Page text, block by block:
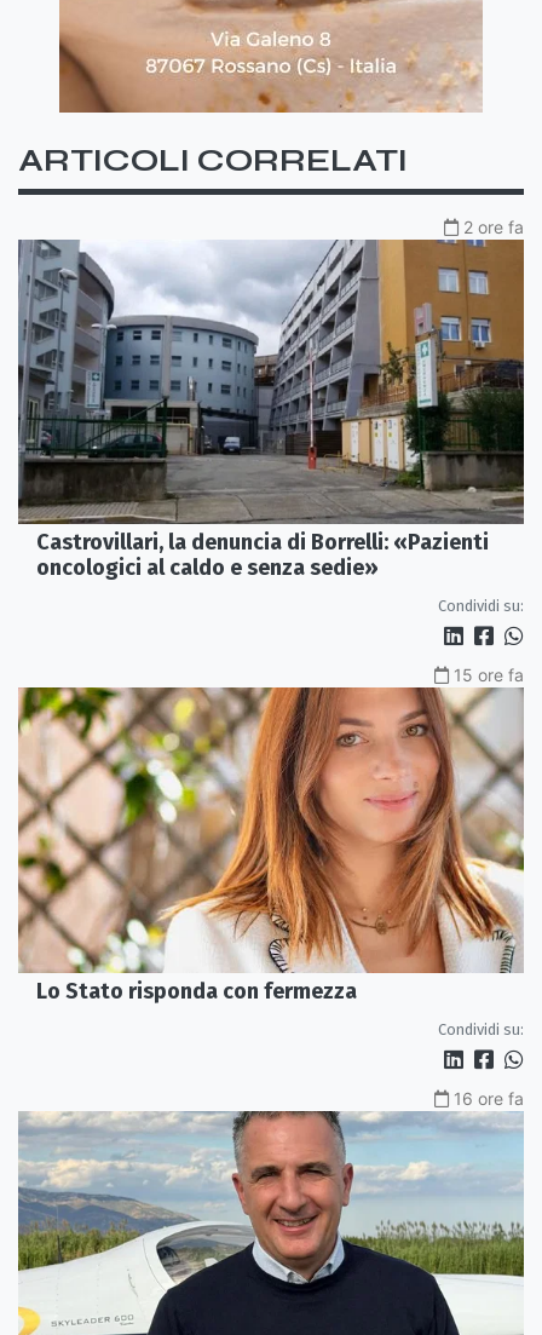
ARTICOLI CORRELATI
2 ore fa
Castrovillari, la denuncia di Borrelli: «Pazienti
oncologici al caldo e senza sedie»
Condividi su:
15 ore fa
Lo Stato risponda con fermezza
Condividi su:
16 ore fa